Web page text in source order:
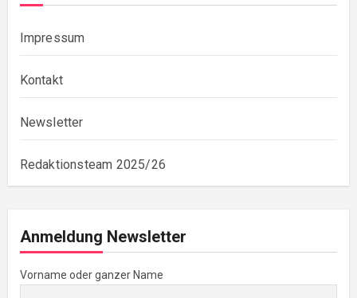
Impressum
Kontakt
Newsletter
Redaktionsteam 2025/26
Anmeldung Newsletter
Vorname oder ganzer Name